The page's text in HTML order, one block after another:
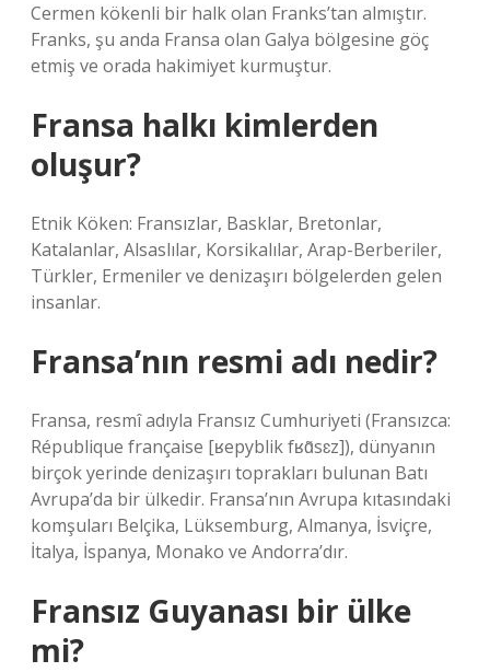
Cermen kökenli bir halk olan Franks’tan almıştır.
Franks, şu anda Fransa olan Galya bölgesine göç
etmiş ve orada hakimiyet kurmuştur.
Fransa halkı kimlerden
oluşur?
Etnik Köken: Fransızlar, Basklar, Bretonlar,
Katalanlar, Alsaslılar, Korsikalılar, Arap-Berberiler,
Türkler, Ermeniler ve denizaşırı bölgelerden gelen
insanlar.
Fransa’nın resmi adı nedir?
Fransa, resmî adıyla Fransız Cumhuriyeti (Fransızca:
République française [ʁepyblik fʁɑ̃sɛz]), dünyanın
birçok yerinde denizaşırı toprakları bulunan Batı
Avrupa’da bir ülkedir. Fransa’nın Avrupa kıtasındaki
komşuları Belçika, Lüksemburg, Almanya, İsviçre,
İtalya, İspanya, Monako ve Andorra’dır.
Fransız Guyanası bir ülke
mi?